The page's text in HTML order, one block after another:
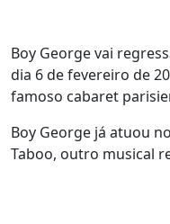
Boy George vai
dia 6 de fevereiro de
famoso cabaret
Boy George já atuou
Taboo, outro musical